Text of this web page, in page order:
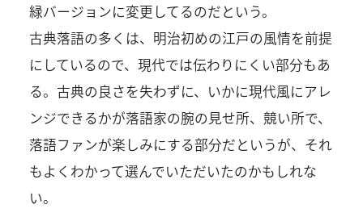
緑バージョンに変更してるのだという。
古典落語の多くは、明治初めの江戸の風情を前提
にしているので、現代では伝わりにくい部分もあ
る。古典の良さを失わずに、いかに現代風にアレ
ンジできるかが落語家の腕の見せ所、競い所で、
落語ファンが楽しみにする部分だというが、それ
もよくわかって選んでいただいたのかもしれな
い。